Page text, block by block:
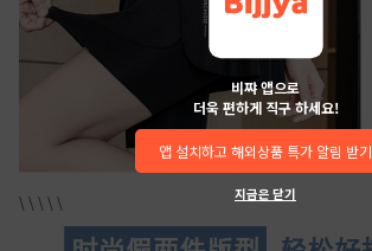
\ \ \ \ \
비쨔 앱으로
더욱 편하게 직구 하세요!
앱 설치하고 해외상품 특가 알림 받기
지금은 닫기